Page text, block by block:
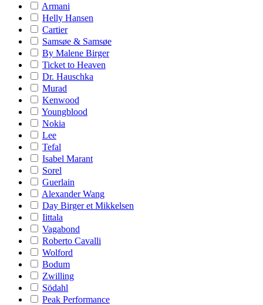
Armani
Helly Hansen
Cartier
Samsøe & Samsøe
By Malene Birger
Ticket to Heaven
Dr. Hauschka
Murad
Kenwood
Youngblood
Nokia
Lee
Tefal
Isabel Marant
Sorel
Guerlain
Alexander Wang
Day Birger et Mikkelsen
Iittala
Vagabond
Roberto Cavalli
Wolford
Bodum
Zwilling
Södahl
Peak Performance